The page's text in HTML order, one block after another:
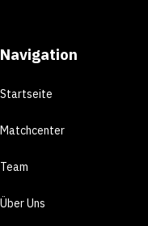
Navigation
Startseite
Matchcenter
Team
Über Uns